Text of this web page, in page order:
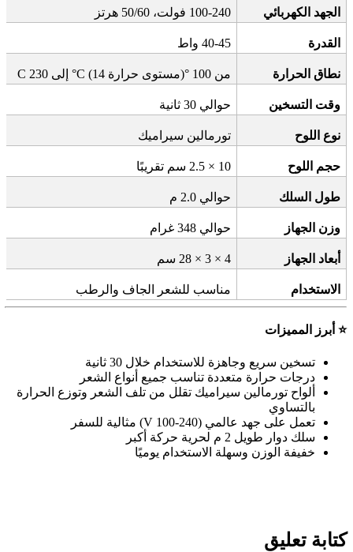
الجهد الكهربائي 100-240 فولت، 50/60 هرتز
القدرة 40-45 واط
نطاق الحرارة من 100 °C إلى 230 °C (14 مستوى حرارة)
وقت التسخين حوالي 30 ثانية
نوع اللوح تورمالين سيراميك
حجم اللوح 10 × 2.5 سم تقريبًا
طول السلك حوالي 2.0 م
وزن الجهاز حوالي 348 غرام
أبعاد الجهاز 28 × 3 × 4 سم
الاستخدام مناسب للشعر الجاف والرطب
⭐ أبرز المميزات
تسخين سريع وجاهزة للاستخدام خلال 30 ثانية
درجات حرارة متعددة تناسب جميع أنواع الشعر
ألواح تورمالين سيراميك تقلل من تلف الشعر وتوزع الحرارة
بالتساوي
تعمل على جهد عالمي (100-240 V)
مثالية للسفر
سلك دوار طويل 2 م لحرية حركة أكبر
خفيفة الوزن وسهلة الاستخدام يوميًا
كتابة تعليق